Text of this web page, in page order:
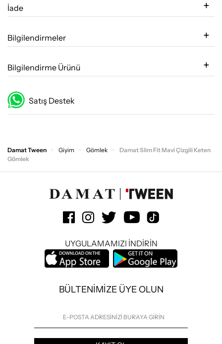
İade
Bilgilendirmeler
Bilgilendirme Ürünü
Satış Destek
Damat Tween Giyim Gömlek
Damat Slim Fit Mavi Çizgili Keten
Gömlek
UYGULAMAMIZI İNDİRİN
BÜLTENİMİZE ÜYE OLUN